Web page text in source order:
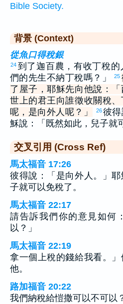
Bible Society.
背景 (Context)
從魚口得稅銀
24 到了迦百農，有收丁稅
們的先生不納丁稅嗎？」
25
了屋子，耶穌先向他說：
世上的君王向誰徵收關稅
呢，是向外人呢？」
26 彼
穌說：「既然如此，兒子就
交叉引用 (Cross Ref)
馬太福音 17:26
彼得說：「是向外人。」
子就可以免稅了。
馬太福音 22:17
請告訴我們你的意見如何
以？」
馬太福音 22:19
拿一個上稅的錢給我看。
他。
路加福音 20:22
我們納稅給愷撒可以不可以